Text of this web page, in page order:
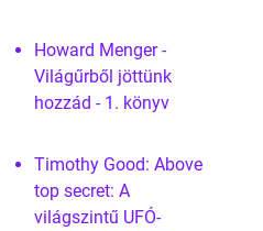
Howard Menger -
Világűrből jöttünk
hozzád - 1. könyv
Timothy Good: Above
top secret: A
világszintű UFÓ-